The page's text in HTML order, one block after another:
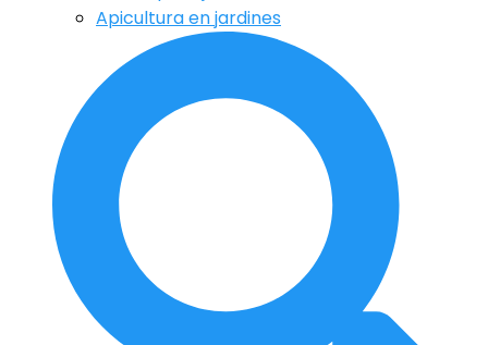
Apicultura en jardines